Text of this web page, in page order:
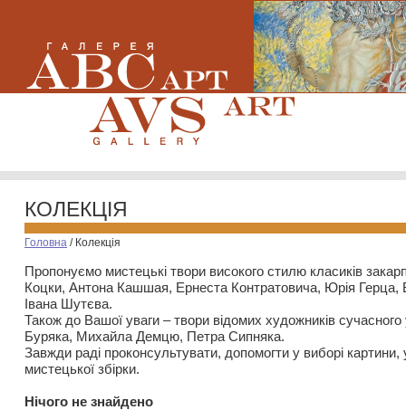
КОЛЕКЦІЯ
Головна / Колекція
Пропонуємо мистецькі твори високого стилю класиків
Коцки, Антона Кашшая, Ернеста Контратовича, Юрія
Івана Шутєва.
Також до Вашої уваги – твори відомих художників
Буряка, Михайла Демцю, Петра Сипняка.
Завжди раді проконсультувати, допомогти у виборі картини,
мистецької збірки.
Нiчого не знайдено